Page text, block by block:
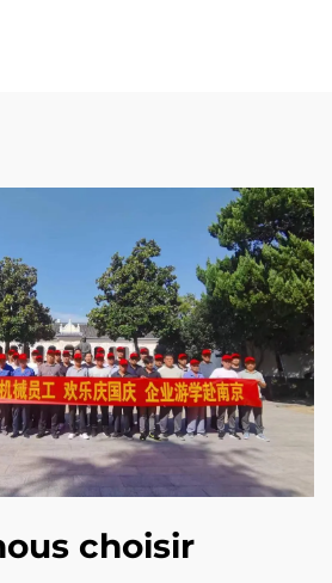
choisir